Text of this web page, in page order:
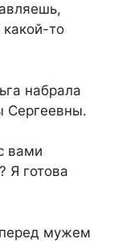
то
набрала
Сергеевны.
вами
Я готова
мужем